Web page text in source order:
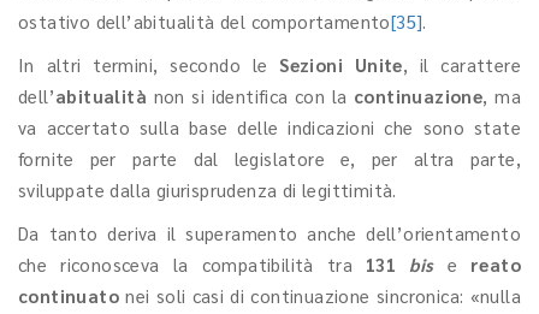
ostativo dell’abitualità del comportamento[35].
In altri termini, secondo leSezioni Unite, il carattere
dell’abitualità non si identifica con la continuazione, ma
va accertato sulla base delle indicazioni che sono state
fornite per parte dal legislatore e, per altra parte,
sviluppate dalla giurisprudenza di legittimità.
Da tanto deriva il superamento anche dell’orientamento
che riconosceva la compatibilità tra 131 bise reato
continuato nei soli casi di continuazione sincronica: «nulla